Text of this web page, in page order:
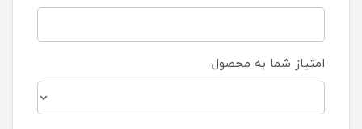
امتیاز شما به محصول